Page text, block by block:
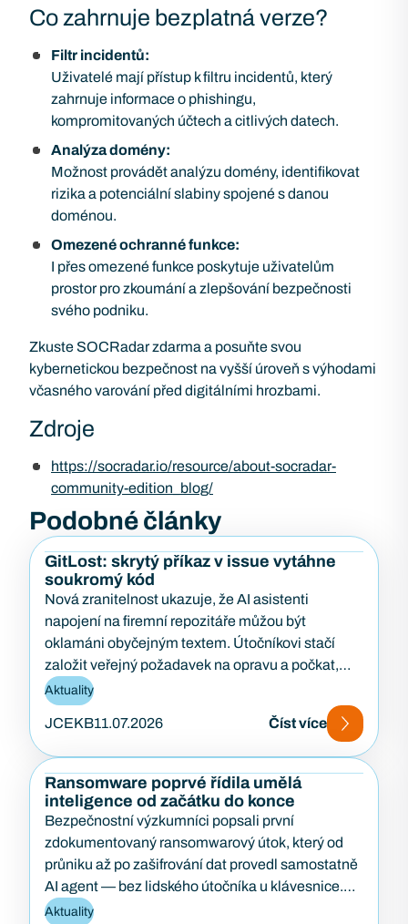
Co zahrnuje bezplatná verze?
Filtr incidentů:
Uživatelé mají přístup k filtru incidentů, který
zahrnuje informace o phishingu,
kompromitovaných účtech a citlivých datech.
Analýza domény:
Možnost provádět analýzu domény, identifikovat
rizika a potenciální slabiny spojené s danou
doménou.
Omezené ochranné funkce:
I přes omezené funkce poskytuje uživatelům
prostor pro zkoumání a zlepšování bezpečnosti
svého podniku.
Zkuste SOCRadar zdarma a posuňte svou
kybernetickou bezpečnost na vyšší úroveň s výhodami
včasného varování před digitálními hrozbami.
Zdroje
https://socradar.io/resource/about-socradar-
community-edition_blog/
Podobné články
GitLost: skrytý příkaz v issue vytáhne
soukromý kód
Nová zranitelnost ukazuje, že AI asistenti
napojení na firemní repozitáře můžou být
oklamáni obyčejným textem. Útočníkovi stačí
založit veřejný požadavek na opravu a počkat,
až…
Aktuality
JCEKB11.07.2026 Číst více
Ransomware poprvé řídila umělá
inteligence od začátku do konce
Bezpečnostní výzkumníci popsali první
zdokumentovaný ransomwarový útok, který od
průniku až po zašifrování dat provedl samostatně
AI agent — bez lidského útočníka u klávesnice.
Případ…
Aktuality